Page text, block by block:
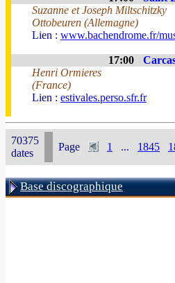
Suzanne et Joseph Miltschitzky
Ottobeuren (Allemagne)
Lien : www.bachendrome.fr/
17:00
Henri Ormieres
(France)
Lien : estivales.perso.sfr.fr
70375
dates
Page 1 ... 1845
Base discographique